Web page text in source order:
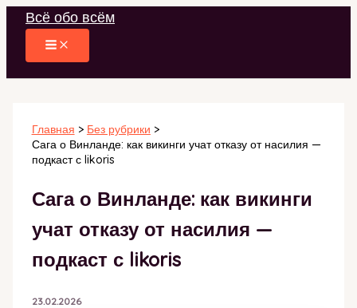
Перейти
содержимому
Всё обо всём
Главная
Без рубрики
Сага о Винланде: как викинги учат отказу от насилия —
подкаст с likoris
Сага о Винланде: как викинги
учат отказу от насилия —
подкаст с likoris
23.02.2026